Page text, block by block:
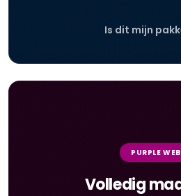
Is dit mijn
PURPLE WEB
Volledig